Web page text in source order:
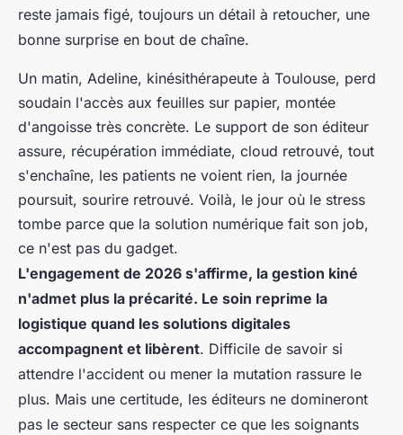
reste jamais figé, toujours un détail à retoucher, une
bonne surprise en bout de chaîne.
Un matin, Adeline, kinésithérapeute à Toulouse, perd
soudain l'accès aux feuilles sur papier, montée
d'angoisse très concrète. Le support de son éditeur
assure, récupération immédiate, cloud retrouvé, tout
s'enchaîne, les patients ne voient rien, la journée
poursuit, sourire retrouvé. Voilà, le jour où le stress
tombe parce que la solution numérique fait son job,
ce n'est pas du gadget.
L'engagement de 2026 s'affirme, la gestion kiné
n'admet plus la précarité. Le soin reprime la
logistique quand les solutions digitales
accompagnent et libèrent. Difficile de savoir si
attendre l'accident ou mener la mutation rassure le
plus. Mais une certitude, les éditeurs ne domineront
pas le secteur sans respecter ce que les soignants